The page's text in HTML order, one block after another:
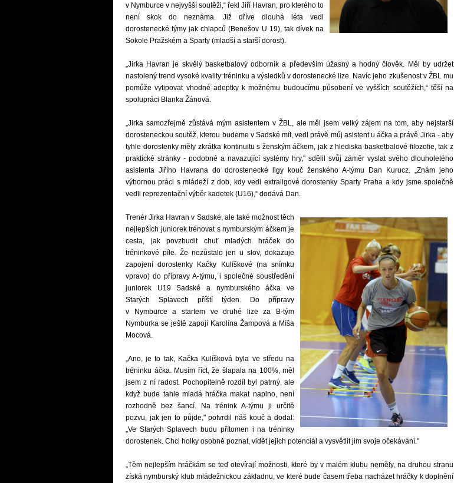
v Nymburce v nejvyšší soutěži,“ řekl Jiří Havran, pro kterého to
není skok do neznáma. Již dříve dlouhá léta vedl
dorostenecké týmy jak chlapců (Benešov U 19), tak dívek na
Sokole Pražském a Sparty (mladší a starší dorost).
„Jirka Havran je skvělý basketbalový odborník a především úžasný a hodný člověk. Měl by udržet
nastolený trend vysoké kvality tréninku a výsledků v dorostenecké lize. Navíc jeho zkušenost v ŽBL mu
pomůže vytipovat vhodné adeptky k možnému budoucímu působení ve vyšších soutěžích,“ těší na
spolupráci Blanka Žánová.
„Jirka samozřejmě zůstává mým asistentem v ŽBL, ale měl jsem velký zájem na tom, aby nejstarší
dorosteneckou soutěž, kterou budeme v Sadské mít, vedl právě můj asistent u áčka a právě Jirka - aby
tyhle dorostenky měly zkrátka kontinuitu s ženským áčkem, jak z hlediska basketbalové filozofie, tak z
praktické stránky - podobné a navazující systémy hry," sdělil svůj záměr vyslat svého dlouholetého
asistenta Jiřího Havrana do dorostenecké ligy kouč ženského A-týmu Dan Kurucz. „Znám jeho
výbornou práci s mládeží z dob, kdy vedl extraligové dorostenky Sparty Praha a kdy jsme společně
vedli reprezentační výběr kadetek (U16),“ dodává Dan.
Trenér Jirka Havran v Sadské, ale také možnost těch
nejlepších juniorek trénovat s nymburským áčkem je
cesta, jak povzbudit chuť mladých hráček do
tréninkové píle. Že nezůstalo jen u slov, dokazuje
zapojení dorostenky Kačky Kulíškové (na snímku
vpravo) do přípravy A-týmu, i společné soustředění
juniorek U19 Sadské a nymburského áčka ve
Starých Splavech příští týden. Do přípravy
v Nymburce a startem ve druhé lize za B-tým
Nymburka se ještě zapojí Karolína Žampová a Míša
Mocová.
„Ano, je to tak, Kačka Kulíšková byla ve středu na
tréninku áčka. Musím říct, že šlapala na 100%, měl
jsem z ní radost. Pochopitelně rozdíl byl patrný, ale
když bude tahle mladá hráčka makat naplno, není
rozhodně bez šancí. Na trénink A-týmu ji určitě
pozvu, jak jen to půjde," potvrdil náš kouč a dodal:
„Ve Starých Splavech budu přítomen i na tréninky
dorostenek. Chci holky osobně poznat, vidět jejich potenciál a vysvětlit jim svoje očekávání."
„Těm nejlepším hráčkám se teď otevírají možnosti, které by v malém klubu neměly, na druhou stranu
získá nymburský klub mládežnickou základnu, ve které bude časem třeba nacházet hráčky k doplnění